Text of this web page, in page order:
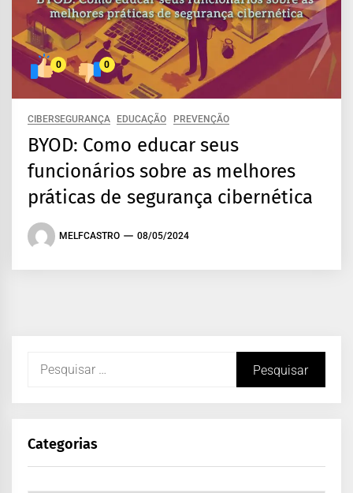
0 0
CIBERSEGURANÇA EDUCAÇÃO PREVENÇÃO
BYOD: Como educar seus
funcionários sobre as melhores
práticas de segurança cibernética
MELFCASTRO 08/05/2024
Categorias